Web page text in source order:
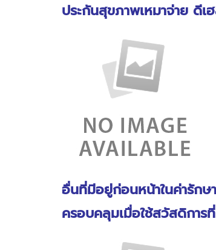
ประกันสุขภาพเหมาจ่าย ดี
อื่นที่มีอยู่ก่อนหน้าในค่ารัก
ครอบคลุมเมื่อใช้สวัสดิการ